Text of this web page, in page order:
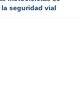
seguridad vial